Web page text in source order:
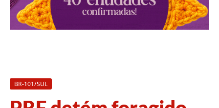
BR-101/SUL